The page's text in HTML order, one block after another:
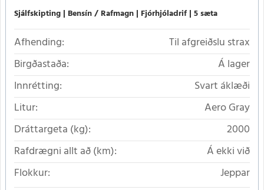
Sjálfskipting Bensín / Rafmagn Fjórhjóladrif 5 sæta
Afhending:
Til afgreiðslu strax
Birgðastaða:
Á lager
Innrétting:
Svart áklæði
Litur:
Aero Gray
Dráttargeta (kg):
2000
Rafdrægni allt að (km):
Á ekki við
Flokkur:
Jeppar